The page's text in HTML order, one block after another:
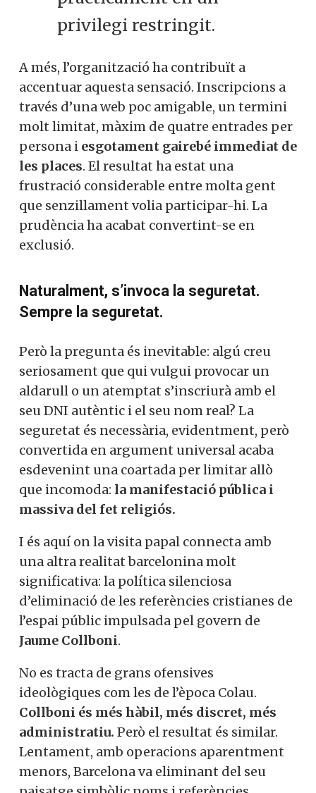
privilegi restringit.
A més, l’organització ha contribuït a
accentuar aquesta sensació. Inscripcions a
través d’una web poc amigable, un termini
molt limitat, màxim de quatre entrades per
persona i esgotament gairebé immediat de
les places. El resultat ha estat una
frustració considerable entre molta gent
que senzillament volia participar-hi. La
prudència ha acabat convertint-se en
exclusió.
Naturalment, s’invoca la seguretat.
Sempre la seguretat.
Però la pregunta és inevitable: algú creu
seriosament que qui vulgui provocar un
aldarull o un atemptat s’inscriurà amb el
seu DNI autèntic i el seu nom real? La
seguretat és necessària, evidentment, però
convertida en argument universal acaba
esdevenint una coartada per limitar allò
que incomoda: la manifestació pública i
massiva del fet religiós.
I és aquí on la visita papal connecta amb
una altra realitat barcelonina molt
significativa: la política silenciosa
d’eliminació de les referències cristianes de
l’espai públic impulsada pel govern de
Jaume Collboni.
No es tracta de grans ofensives
ideològiques com les de l’època Colau.
Collboni és més hàbil, més discret, més
administratiu. Però el resultat és similar.
Lentament, amb operacions aparentment
menors, Barcelona va eliminant del seu